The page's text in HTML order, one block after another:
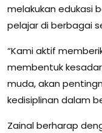
melakukan edukasi
pelajar di berbagai
“Kami aktif
membentuk
muda, akan
kedisiplinan dalam
Zainal berharap